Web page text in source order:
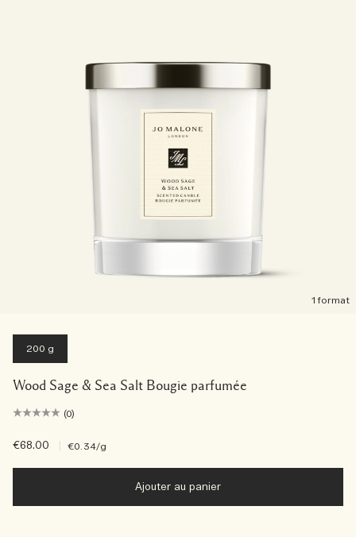
1 format
200 g
Wood Sage & Sea Salt Bougie parfumée
(0)
€68.00 €0.34/g
Ajouter au panier